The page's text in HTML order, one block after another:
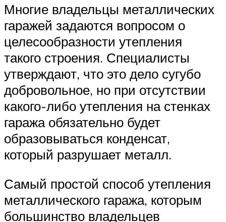
Многие владельцы металлических
гаражей задаются вопросом о
целесообразности утепления
такого строения. Специалисты
утверждают, что это дело сугубо
добровольное, но при отсутствии
какого-либо утепления на стенках
гаража обязательно будет
образовываться конденсат,
который разрушает металл.
Самый простой способ утепления
металлического гаража, которым
большинство владельцев